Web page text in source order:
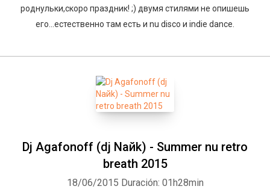
роднульки,скоро праздник! ;) двумя стилями не опишешь
его...естественно там есть и nu disco и indie dance.
Dj Agafonoff (dj Naйk) - Summer nu retro
breath 2015
18/06/2015 Duración: 01h28min